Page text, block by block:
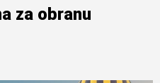
za obranu